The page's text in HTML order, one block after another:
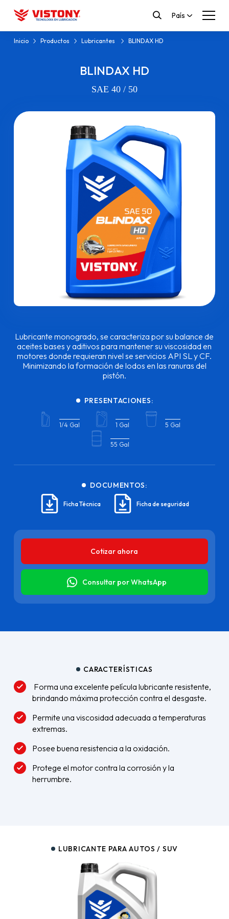
País
Inicio Productos Lubricantes BLINDAX HD
BLINDAX HD
SAE 40 / 50
Lubricante monogrado, se caracteriza por su balance de
aceites bases y aditivos para mantener su viscosidad en
motores donde requieran nivel se servicios API SL y CF.
Minimizando la formación de lodos en las ranuras del
pistón.
PRESENTACIONES:
1/4 Gal 1 Gal 5 Gal
55 Gal
DOCUMENTOS:
Ficha Técnica Ficha de seguridad
Cotizar ahora
Consultar por WhatsApp
CARACTERÍSTICAS
Forma una excelente película lubricante resistente,
brindando máxima protección contra el desgaste.
Permite una viscosidad adecuada a temperaturas
extremas.
Posee buena resistencia a la oxidación.
Protege el motor contra la corrosión y la
herrumbre.
LUBRICANTE PARA AUTOS / SUV